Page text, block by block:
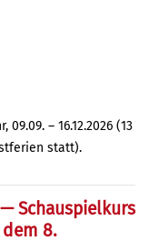
– 16.12.2026 (13
statt).
Schauspielkurs
8.